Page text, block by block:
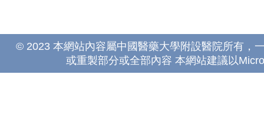
© 2023 本網站內容屬中國醫藥大學附設醫院所有，
或重製部分或全部內容 本網站建議以